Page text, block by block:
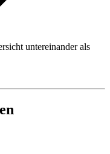
untereinander als